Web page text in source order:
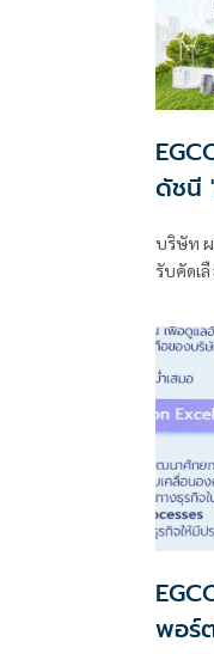
ดัชนี
ดัชนี
บริษัท ผ
รับคัดเ
พอร์